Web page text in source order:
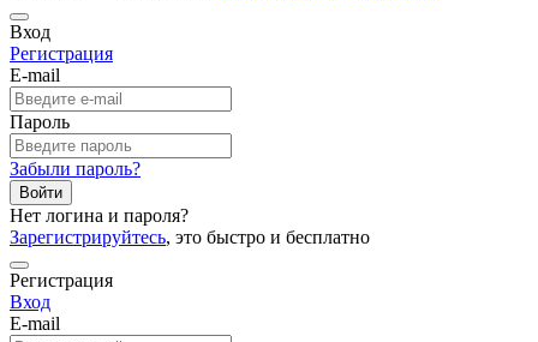
Вход
Регистрация
E-mail
Пароль
Забыли пароль?
Войти
Нет логина и пароля?
Зарегистрируйтесь, это быстро и бесплатно
Регистрация
Вход
E-mail